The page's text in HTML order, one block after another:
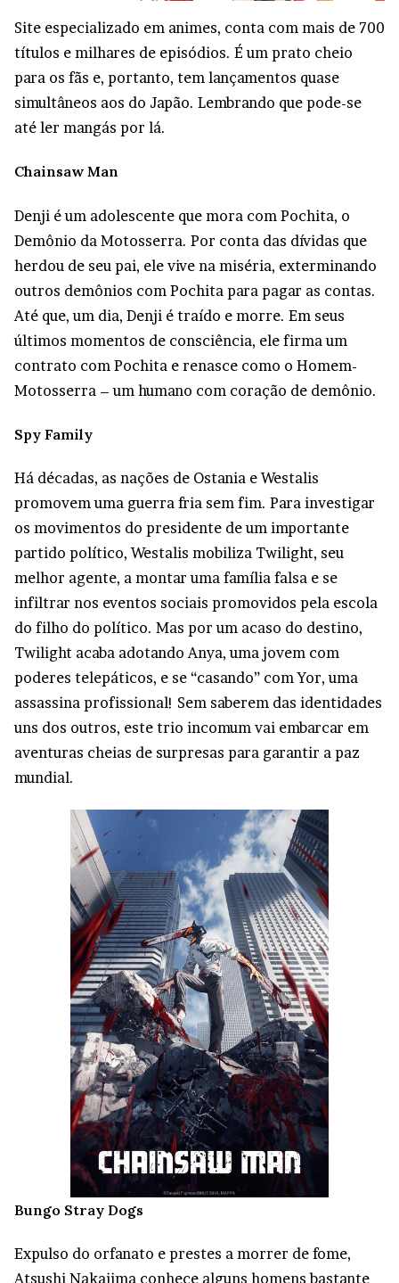
Site especializado em animes, conta com mais de 700
títulos e milhares de episódios. É um prato cheio
para os fãs e, portanto, tem lançamentos quase
simultâneos aos do Japão. Lembrando que pode-se
até ler mangás por lá.
Chainsaw Man
Denji é um adolescente que mora com Pochita, o
Demônio da Motosserra. Por conta das dívidas que
herdou de seu pai, ele vive na miséria, exterminando
outros demônios com Pochita para pagar as contas.
Até que, um dia, Denji é traído e morre. Em seus
últimos momentos de consciência, ele firma um
contrato com Pochita e renasce como o Homem-
Motosserra – um humano com coração de demônio.
Spy Family
Há décadas, as nações de Ostania e Westalis
promovem uma guerra fria sem fim. Para investigar
os movimentos do presidente de um importante
partido político, Westalis mobiliza Twilight, seu
melhor agente, a montar uma família falsa e se
infiltrar nos eventos sociais promovidos pela escola
do filho do político. Mas por um acaso do destino,
Twilight acaba adotando Anya, uma jovem com
poderes telepáticos, e se “casando” com Yor, uma
assassina profissional! Sem saberem das identidades
uns dos outros, este trio incomum vai embarcar em
aventuras cheias de surpresas para garantir a paz
mundial.
Bungo Stray Dogs
Expulso do orfanato e prestes a morrer de fome,
Atsushi Nakajima conhece alguns homens bastante